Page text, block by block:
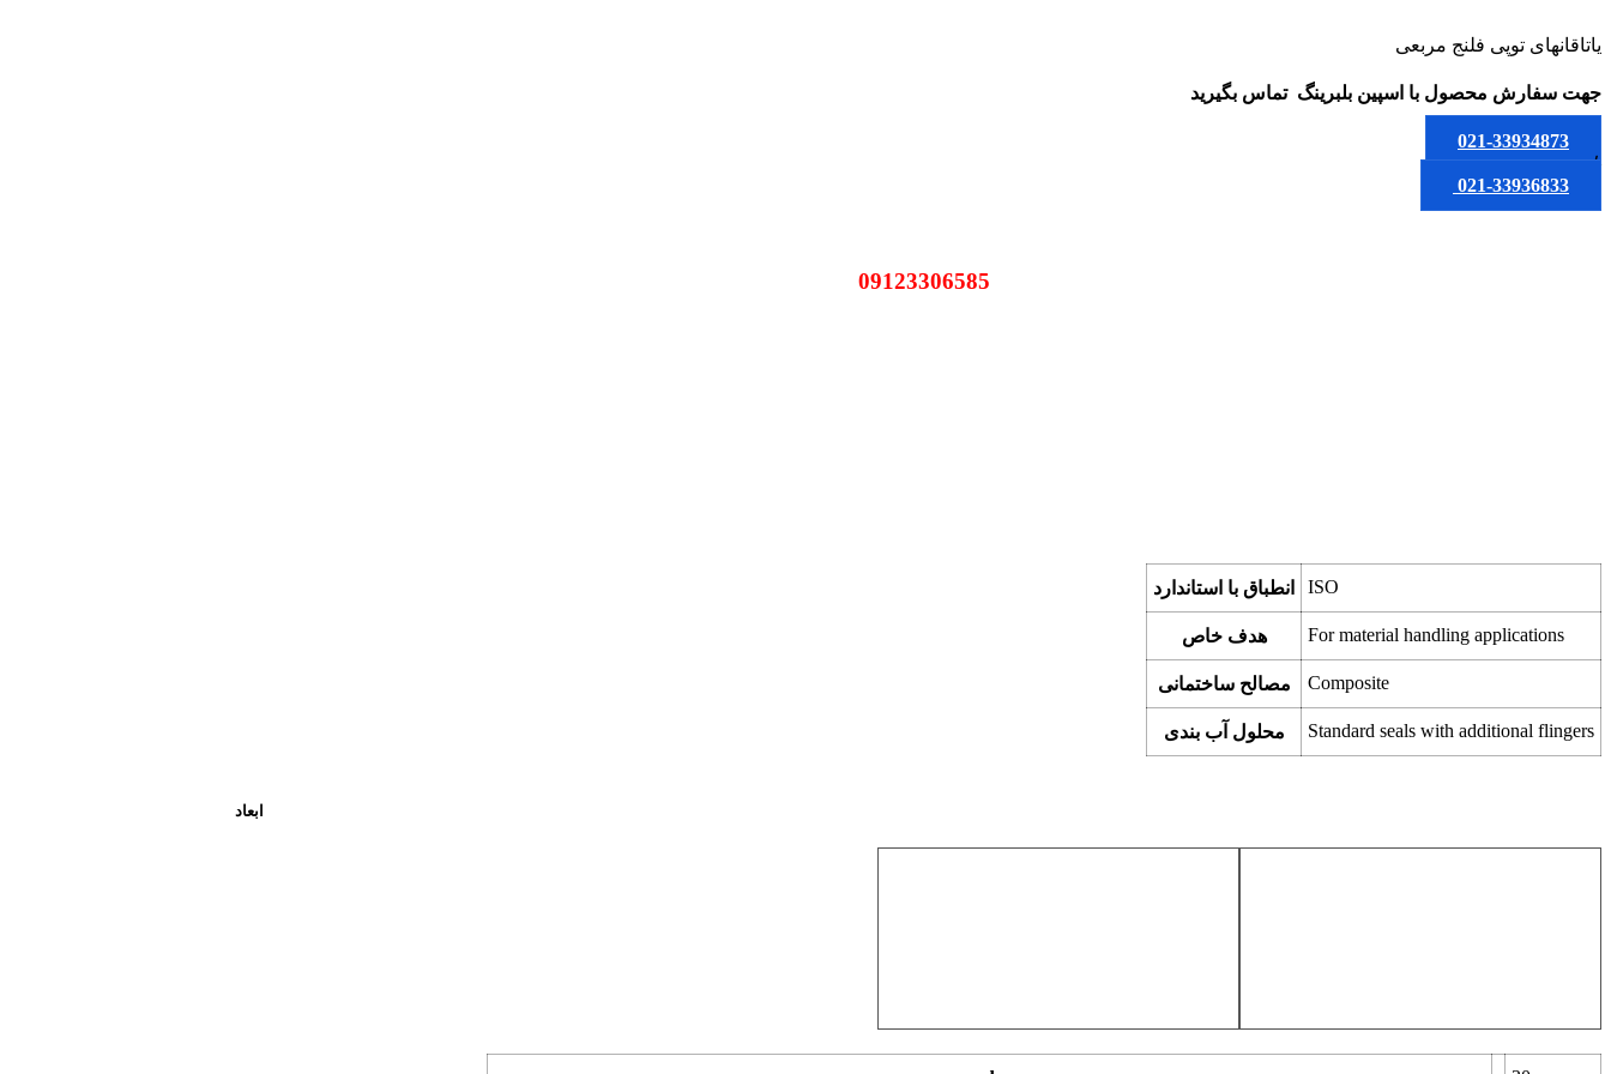
یاتاقانهای توپی فلنج مربعی
جهت سفارش محصول با اسپین بلبرینگ تماس بگیرید
021-33934873
یا
021-33936833
انطباق با استاندارد ISO
هدف خاص For material handling applications
مصالح ساختمانی Composite
محلول آب بندی Standard seals with additional flingers
ابعاد